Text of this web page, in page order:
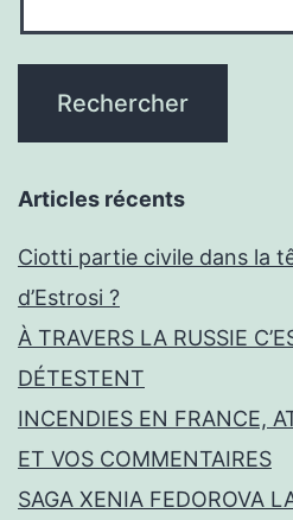
Articles récents
Ciotti partie civile dans la
d’Estrosi ?
À TRAVERS LA RUSSIE
DÉTESTENT
INCENDIES EN FRANCE,
ET VOS COMMENTAIRES
SAGA XENIA FEDOROVA